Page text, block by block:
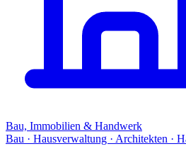
Bau, Immobilien & Handwerk
Bau · Hausverwaltung · Architekten ·